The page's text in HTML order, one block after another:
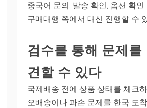
중국어 문의, 발송 확인, 옵션 확인
구매대행 쪽에서 대신 진행할 수
검수를 통해 문제
견할 수 있다
국제배송 전에 상품 상태를 체크
오배송이나 파손 문제를 한국 도